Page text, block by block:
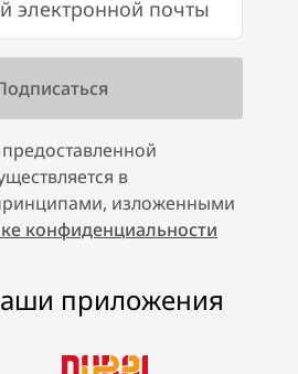
в
изложенными
конфиденциальности
приложения